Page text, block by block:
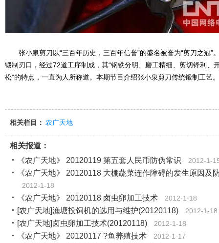
张小泉剪刀以“三百年历史，三百年信誉”的盛名被誉为“剪刀之冠”
锻制刃口，经过72道工序制成，其“钢铁分明、磨工精细、剪切锋利、
松”的特点，一直为人所称道。本期节目介绍张小泉剪刀传统锻制工艺。
相关栏目： 农广天地
相关报道：
《农广天地》 20120119 第五套人民币防伪常识
2012-1-
《农广天地》 20120118 大棚蔬菜连作障碍的发生原因及
2012-1-18
《农广天地》 20120118 卤虫卵加工技术 2012-1-18
[农广天地]渔塘投饲机的选用与维护(20120118) 2012-1-18
[农广天地]卤虫卵加工技术(20120118) 2012-1-18
《农广天地》 20120117 ?鱼养殖技术 2012-1-17